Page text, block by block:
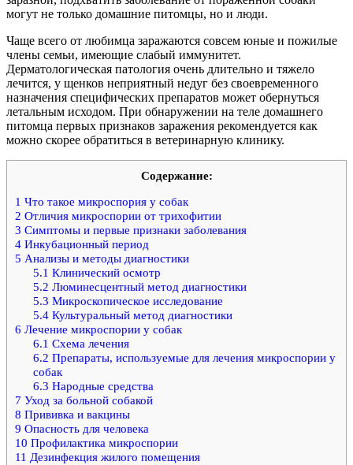
могут не только домашние питомцы, но и люди.
Чаще всего от любимца заражаются совсем юные и пожилые
члены семьи, имеющие слабый иммунитет.
Дерматологическая патология очень длительно и тяжело
лечится, у щенков неприятный недуг без своевременного
назначения специфических препаратов может обернуться
летальным исходом. При обнаружении на теле домашнего
питомца первых признаков заражения рекомендуется как
можно скорее обратиться в ветеринарную клинику.
Содержание:
1 Что такое микроспория у собак
2 Отличия микроспории от трихофитии
3 Симптомы и первые признаки заболевания
4 Инкубационный период
5 Анализы и методы диагностики
5.1 Клинический осмотр
5.2 Люминесцентный метод диагностики
5.3 Микроскопическое исследование
5.4Культуральный метод диагностики
6 Лечение микроспории у собак
6.1 Схема лечения
6.2 Препараты, используемые для лечения микроспории у
собак
6.3 Народные средства
7 Уход за больной собакой
8 Прививка и вакцины
9 Опасность для человека
10 Профилактика микроспории
11 Дезинфекция жилого помещения